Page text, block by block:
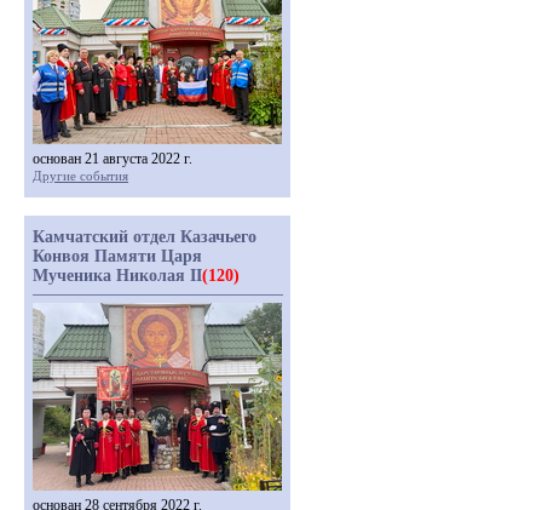
основан 21 августа 2022 г.
Другие события
Камчатский отдел Казачьего
Конвоя Памяти Царя
Мученика Николая II(120)
основан 28 сентября 2022 г.